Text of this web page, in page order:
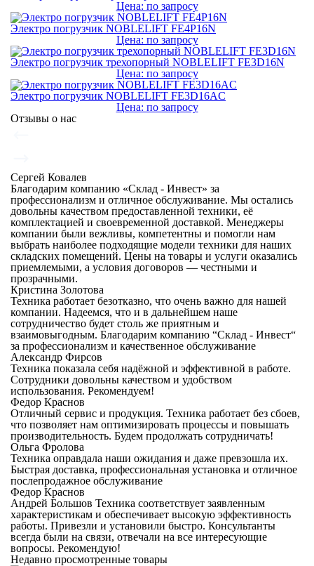
Цена: по запросу
Электро погрузчик NOBLELIFT FE4P16N
Цена: по запросу
Электро погрузчик трехопорный NOBLELIFT FE3D16N
Цена: по запросу
Электро погрузчик NOBLELIFT FE3D16AC
Цена: по запросу
Отзывы о нас
Сергей Ковалев
Благодарим компанию «Склад - Инвест» за
профессионализм и отличное обслуживание. Мы остались
довольны качеством предоставленной техники, её
комплектацией и своевременной доставкой. Менеджеры
компании были вежливы, компетентны и помогли нам
выбрать наиболее подходящие модели техники для наших
складских помещений. Цены на товары и услуги оказались
приемлемыми, а условия договоров — честными и
прозрачными.
Кристина Золотова
Техника работает безотказно, что очень важно для нашей
компании. Надеемся, что и в дальнейшем наше
сотрудничество будет столь же приятным и
взаимовыгодным. Благодарим компанию “Склад - Инвест“
за профессионализм и качественное обслуживание
Александр Фирсов
Техника показала себя надёжной и эффективной в работе.
Сотрудники довольны качеством и удобством
использования. Рекомендуем!
Федор Краснов
Отличный сервис и продукция. Техника работает без сбоев,
что позволяет нам оптимизировать процессы и повышать
производительность. Будем продолжать сотрудничать!
Ольга Фролова
Техника оправдала наши ожидания и даже превзошла их.
Быстрая доставка, профессиональная установка и отличное
послепродажное обслуживание
Федор Краснов
Андрей Большов Техника соответствует заявленным
характеристикам и обеспечивает высокую эффективность
работы. Привезли и установили быстро. Консультанты
всегда были на связи, отвечали на все интересующие
вопросы. Рекомендую!
Недавно просмотренные товары